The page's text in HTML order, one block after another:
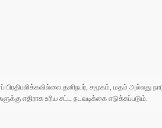
சமூகம், மதம் அல்லது
எதிராக உரிய சட்ட நடவடிக்கை எடுக்கப்படும்.